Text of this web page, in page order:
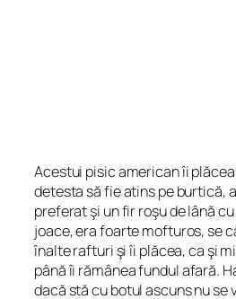
Acestui pisic american îi
detesta să fie atins pe burtică,
preferat şi un fir roşu de lână
joace, era foarte mofturos, se
înalte rafturi şi îi plăcea, ca şi
până îi rămânea fundul afară.
dacă stă cu botul ascuns nu se